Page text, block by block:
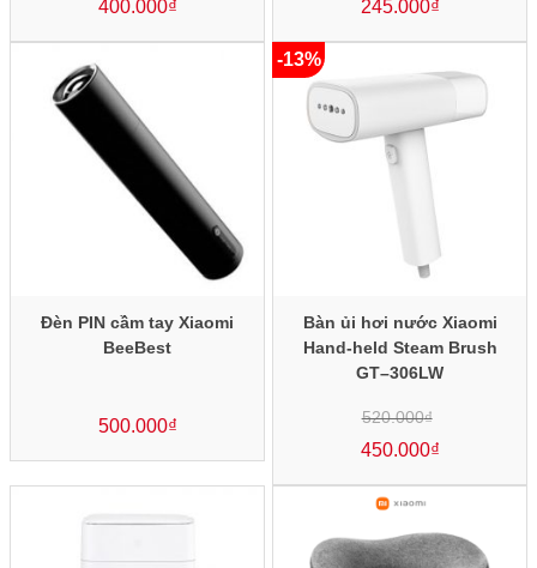
400.000₫ là:
295.000₫.
245.000₫
tại
là:
Đèn PIN cầm tay Xiaomi
BeeBest
500.000₫
-13%
Bàn ủi hơi nước Xiaomi
Hand-held Steam Brush
GT–306LW
520.000₫
gốc
là:
520.000₫.
450.000₫
tại
là:
450.000₫.